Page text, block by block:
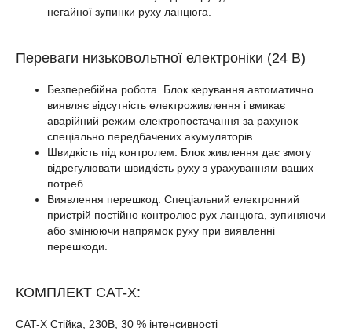
негайної зупинки руху ланцюга.
Переваги низьковольтної електроніки (24 В)
Безперебійна робота. Блок керування автоматично
виявляє відсутність електроживлення і вмикає
аварійний режим електропостачання за рахунок
спеціально передбачених акумуляторів.
Швидкість під контролем. Блок живлення дає змогу
відрегулювати швидкість руху з урахуванням ваших
потреб.
Виявлення перешкод. Спеціальний електронний
пристрій постійно контролює рух ланцюга, зупиняючи
або змінюючи напрямок руху при виявленні
перешкоди.
КОМПЛЕКТ CAT-X:
CAT-X Стійка, 230В, 30 % інтенсивності